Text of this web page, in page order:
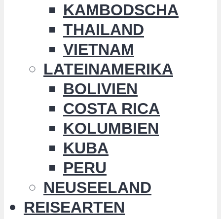
KAMBODSCHA
THAILAND
VIETNAM
LATEINAMERIKA
BOLIVIEN
COSTA RICA
KOLUMBIEN
KUBA
PERU
NEUSEELAND
REISEARTEN